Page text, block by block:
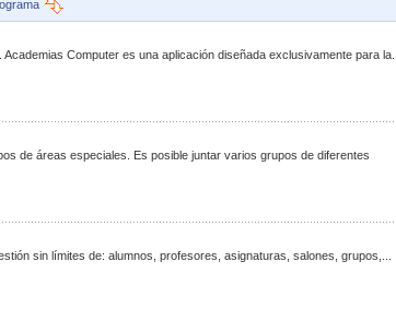
Computer es una aplicación diseñada exclusivamente para la...
de áreas especiales. Es posible juntar varios grupos de diferentes
sin límites de: alumnos, profesores, asignaturas, salones, grupos,...